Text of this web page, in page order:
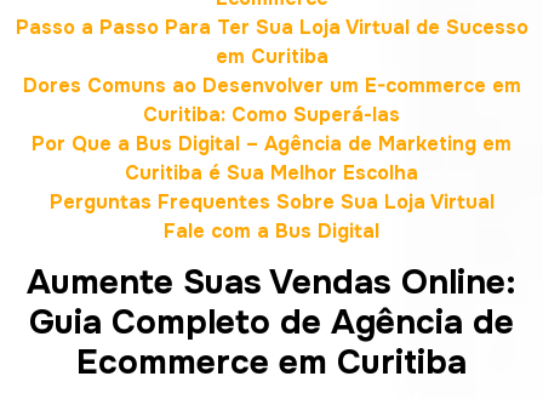
Passo a Passo Para Ter Sua Loja Virtual de Sucesso
em Curitiba
Dores Comuns ao Desenvolver um E-commerce em
Curitiba: Como Superá-las
Por Que a Bus Digital – Agência de Marketing em
Curitiba é Sua Melhor Escolha
Perguntas Frequentes Sobre Sua Loja Virtual
Fale com a Bus Digital
Aumente Suas Vendas Online:
Guia Completo de Agência de
Ecommerce em Curitiba